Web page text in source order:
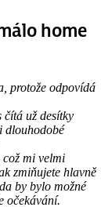
home
protože odpovídá
už desítky
dlouhodobé
což mi velmi
zmiňujete hlavně
by bylo možné
očekávání.